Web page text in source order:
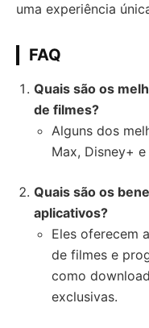
uma experiência
FAQ
Quais são os
de filmes?
Alguns dos
Max, Disney+
Quais são os
aplicativos?
Eles oferecem
de filmes e
como
exclusivas.